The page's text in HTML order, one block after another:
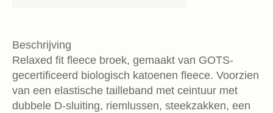
Beschrijving
Relaxed fit fleece broek, gemaakt van GOTS-
gecertificeerd biologisch katoenen fleece. Voorzien
van een elastische tailleband met ceintuur met
dubbele D-sluiting, riemlussen, steekzakken, een